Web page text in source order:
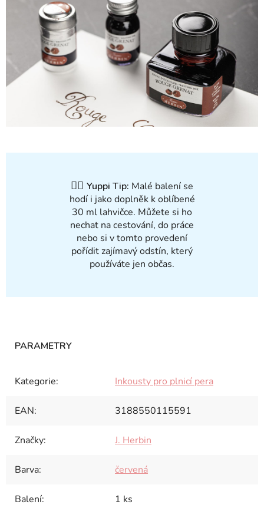
✍🏻 Yuppi Tip: Malé balení se
hodí i jako doplněk k oblíbené
30 ml lahvičce. Můžete si ho
nechat na cestování, do práce
nebo si v tomto provedení
pořídit zajímavý odstín, který
používáte jen občas.
Kategorie: Inkousty pro plnicí pera
EAN: 3188550115591
Značky: J. Herbin
Barva: červená
Balení: 1 ks